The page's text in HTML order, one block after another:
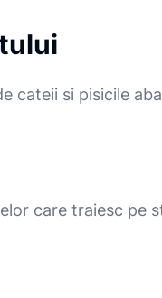
cateii si pisicile
care traiesc pe